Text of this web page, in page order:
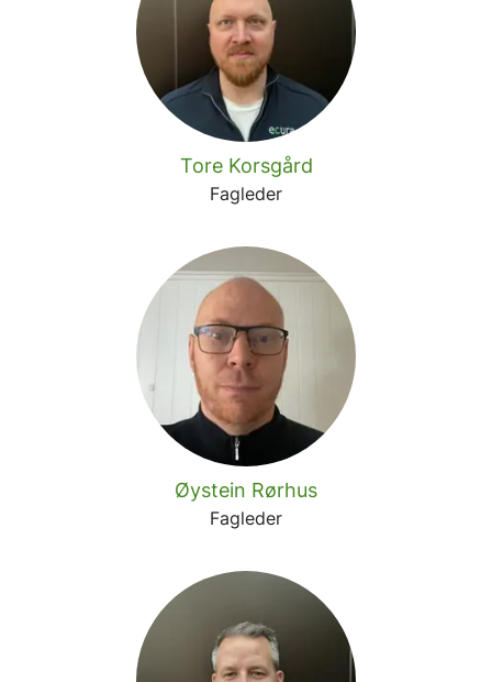
Tore Korsgård
Fagleder
Øystein Rørhus
Fagleder